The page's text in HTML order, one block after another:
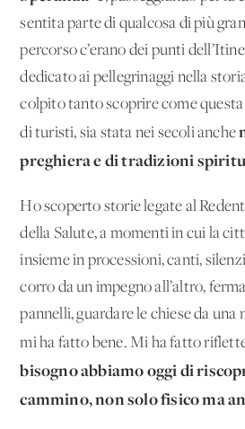
sentita parte di qualcosa di più
percorso c’erano dei punti
dedicato ai pellegrinaggi nella
colpito tanto scoprire come
di turisti, sia stata nei secoli anche
preghiera e di tradizioni
Ho scoperto storie legate al
della Salute, a momenti in cui la
insieme in processioni, canti,
corro da un impegno all’altro,
pannelli, guardare le chiese da
mi ha fatto bene. Mi ha fatto
bisogno abbiamo oggi di
cammino, non solo fisico ma